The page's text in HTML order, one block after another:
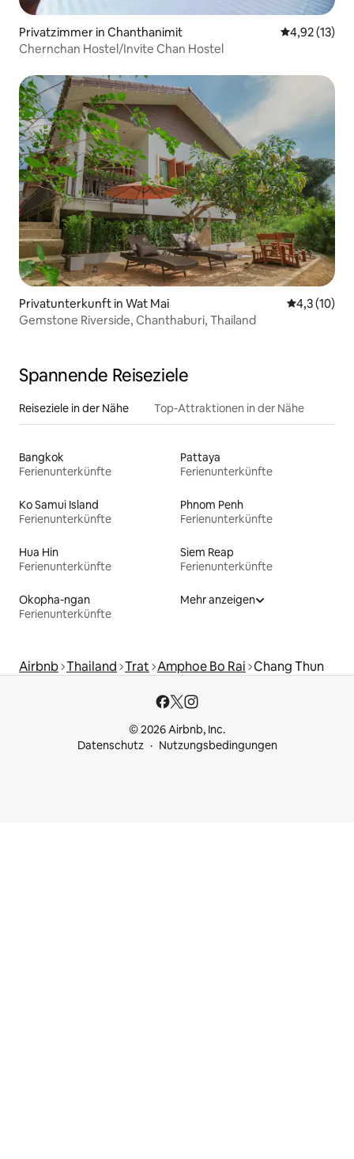
Privatzimmer in Chanthanimit
4,92 (13)
Chernchan Hostel/Invite Chan Hostel
Privatunterkunft in Wat Mai
4,3 (10)
Gemstone Riverside, Chanthaburi, Thailand
Spannende Reiseziele
Reiseziele in der Nähe Top-Attraktionen in der Nähe
Bangkok
Ferienunterkünfte
Pattaya
Ferienunterkünfte
Ko Samui Island
Ferienunterkünfte
Phnom Penh
Ferienunterkünfte
Hua Hin
Ferienunterkünfte
Siem Reap
Ferienunterkünfte
Okopha-ngan
Ferienunterkünfte
Mehr anzeigen
Airbnb Thailand Trat Amphoe Bo Rai Chang Thun
© 2026 Airbnb, Inc.
Datenschutz
Nutzungsbedingungen